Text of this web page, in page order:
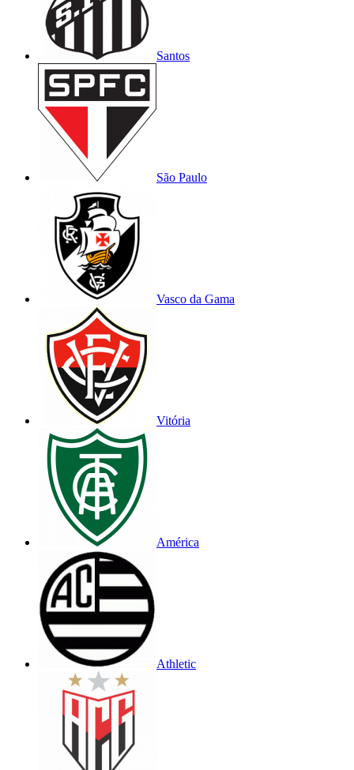
Santos
São Paulo
Vasco da Gama
Vitória
América
Athletic